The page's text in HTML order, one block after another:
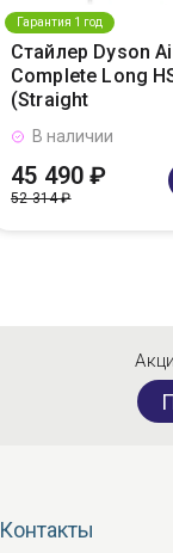
Гарантия 1 год
Стайлер Dyson
Complete Long
(Straight
В наличии
45 490 ₽
52 314 ₽
Контакты